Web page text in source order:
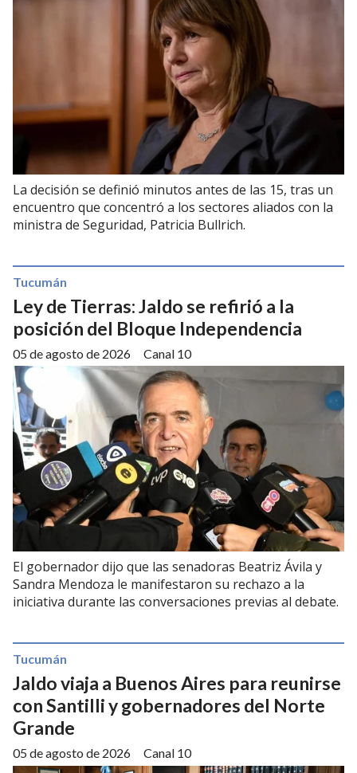
La decisión se definió minutos antes de las 15, tras un
encuentro que concentró a los sectores aliados con la
ministra de Seguridad, Patricia Bullrich.
Ley de Tierras: Jaldo se refirió a la
posición del Bloque Independencia
Canal 10
Tucumán
05 de agosto de 2026
El gobernador dijo que las senadoras Beatriz Ávila y
Sandra Mendoza le manifestaron su rechazo a la
iniciativa durante las conversaciones previas al debate.
Jaldo viaja a Buenos Aires para reunirse
con Santilli y gobernadores del Norte
Grande
Canal 10
Tucumán
05 de agosto de 2026